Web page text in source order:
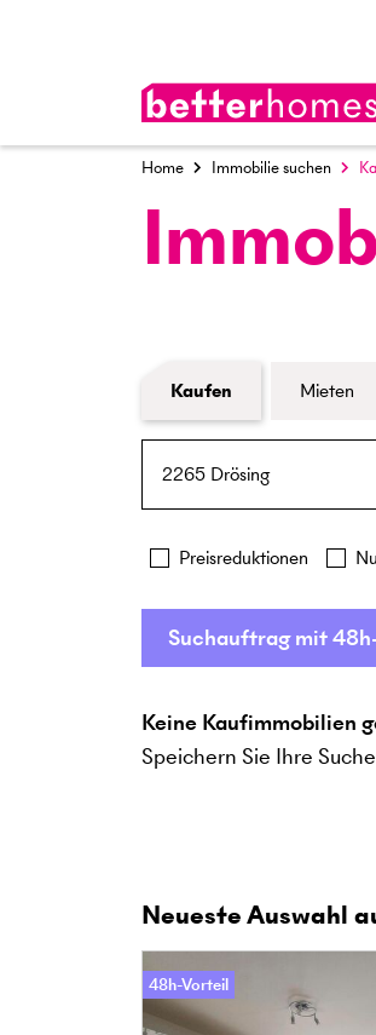
Home Immobilie suchen
Formular
Kaufen
Mieten
Preisreduktionen
Suchauftrag mit
Keine Kaufimmobilien
Speichern Sie Ihre
Neueste Auswahl
48h-Vorteil